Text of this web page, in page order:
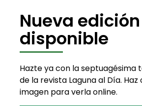
Nueva edición
disponible
Hazte ya con la septuagésima
de la revista Laguna al Día.
imagen para verla online.